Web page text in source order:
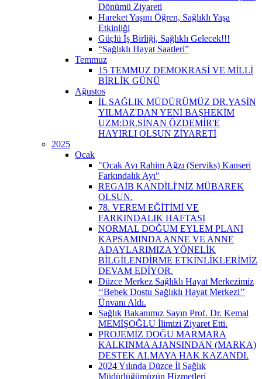
Dönümü Ziyareti
Hareket Yaşını Öğren, Sağlıklı Yaşa
Etkinliği
Güçlü İş Birliği, Sağlıklı Gelecek!!!
“Sağlıklı Hayat Saatleri”
Temmuz
15 TEMMUZ DEMOKRASİ VE MİLLİ
BİRLİK GÜNÜ
Ağustos
İL SAĞLIK MÜDÜRÜMÜZ DR.YASİN
YILMAZ'DAN YENİ BAŞHEKİM
UZM:DR.SİNAN ÖZDEMİR'E
HAYIRLI OLSUN ZİYARETİ
2025
Ocak
"Ocak Ayı Rahim Ağzı (Serviks) Kanseri
Farkındalık Ayı"
REGAİB KANDİLİ'NİZ MÜBAREK
OLSUN.
78. VEREM EĞİTİMİ VE
FARKINDALIK HAFTASI
NORMAL DOĞUM EYLEM PLANI
KAPSAMINDA ANNE VE ANNE
ADAYLARIMIZA YÖNELİK
BİLGİLENDİRME ETKİNLİKLERİMİZ
DEVAM EDİYOR.
Düzce Merkez Sağlıklı Hayat Merkezimiz
‘‘Bebek Dostu Sağlıklı Hayat Merkezi’’
Ünvanı Aldı.
Sağlık Bakanımız Sayın Prof. Dr. Kemal
MEMİŞOĞLU İlimizi Ziyaret Etti.
PROJEMİZ DOĞU MARMARA
KALKINMA AJANSINDAN (MARKA)
DESTEK ALMAYA HAK KAZANDI.
2024 Yılında Düzce İl Sağlık
Müdürlüğümüzün Hizmetleri